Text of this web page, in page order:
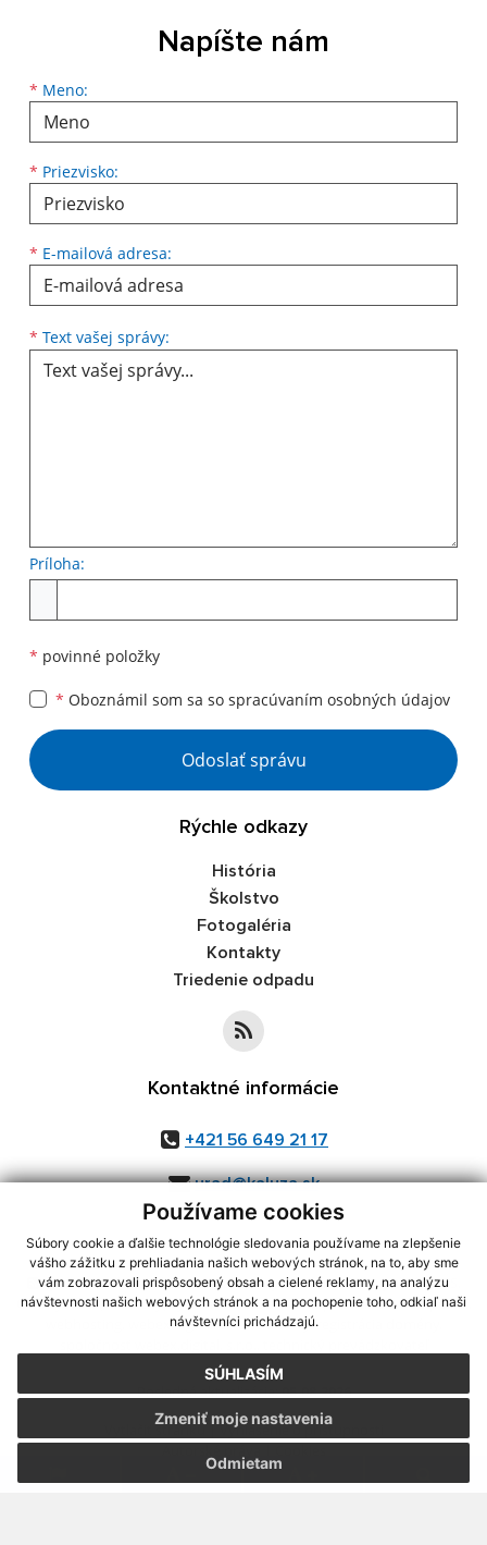
Používame cookies
Súbory cookie a ďalšie technológie sledovania používame na zlepšenie
vášho zážitku z prehliadania našich webových stránok, na to, aby sme
vám zobrazovali prispôsobený obsah a cielené reklamy, na analýzu
návštevnosti našich webových stránok a na pochopenie toho, odkiaľ naši
návštevníci prichádzajú.
SÚHLASÍM
Odmietam
Zmeniť moje nastavenia
Napíšte nám
* Meno:
Meno
* Priezvisko:
Priezvisko
* E-mailová adresa:
E-mailová adresa
* Text vašej správy:
Príloha:
* povinné položky
* Oboznámil som sa so spracúvaním osobných údajov
Google reCaptcha Response
Odoslať správu
Rýchle odkazy
História
Školstvo
Fotogaléria
Kontakty
Triedenie odpadu
Kontaktné informácie
+421 56 649 21 17
urad@kaluza.sk
využite možnosť získavania aktuálnych informácií s využitím RSS
CMS systém (redakčný) systém ECHELON 2,Mapa stránok,web portál
webex.digital, s.r.o.,domény,registrácia domény
Posledná aktualizácia:05.08.2026
Vytlačiť stránku|Vyhlásenie o prístupnosti